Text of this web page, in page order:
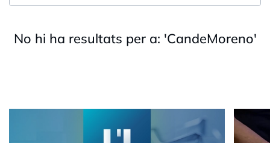
No hi ha resultats per a: 'CandeMoreno'